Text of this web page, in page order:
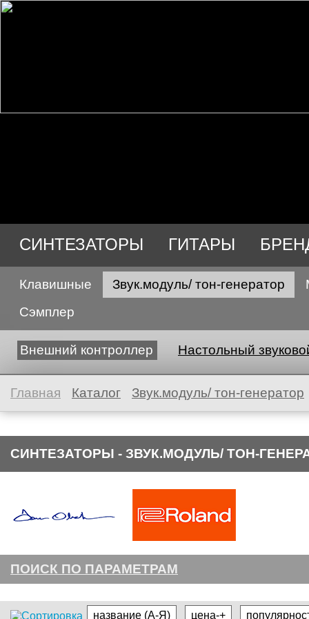
СИНТЕЗАТОРЫ ГИТАРЫ
Клавишные Звук.модуль/ тон-генератор
Сэмплер
Внешний контроллер Настольный
Главная Каталог Звук.модуль/ тон-генератор
СИНТЕЗАТОРЫ - ЗВУК.МОДУЛЬ/ ТОН-
ПОИСК ПО ПАРАМЕТРАМ
название (А-Я) цена-+